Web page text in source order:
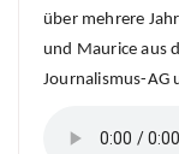
über mehrere
und Maurice aus
Journalismus-AG